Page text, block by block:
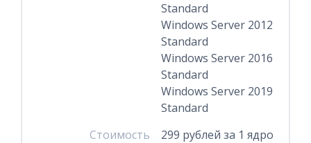
Standard
Windows Server 2012
Standard
Windows Server 2016
Standard
Windows Server 2019
Standard
Стоимость
299 рублей за 1 ядро